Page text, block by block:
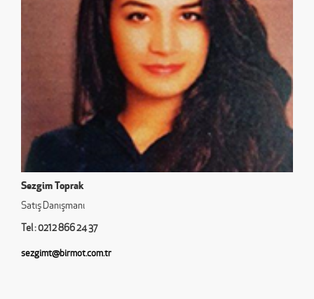
Sezgim Toprak
Satış Danışmanı
Tel : 0212 866 24 37
sezgimt@birmot.com.tr